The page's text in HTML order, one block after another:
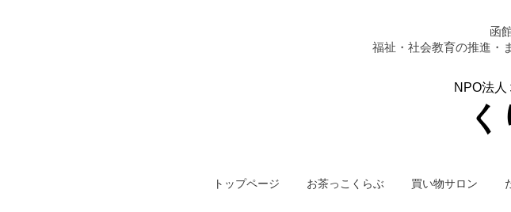
函
福祉・社会教育の推進・
NPO法人
トップページ お茶っこくらぶ 買い物サロン